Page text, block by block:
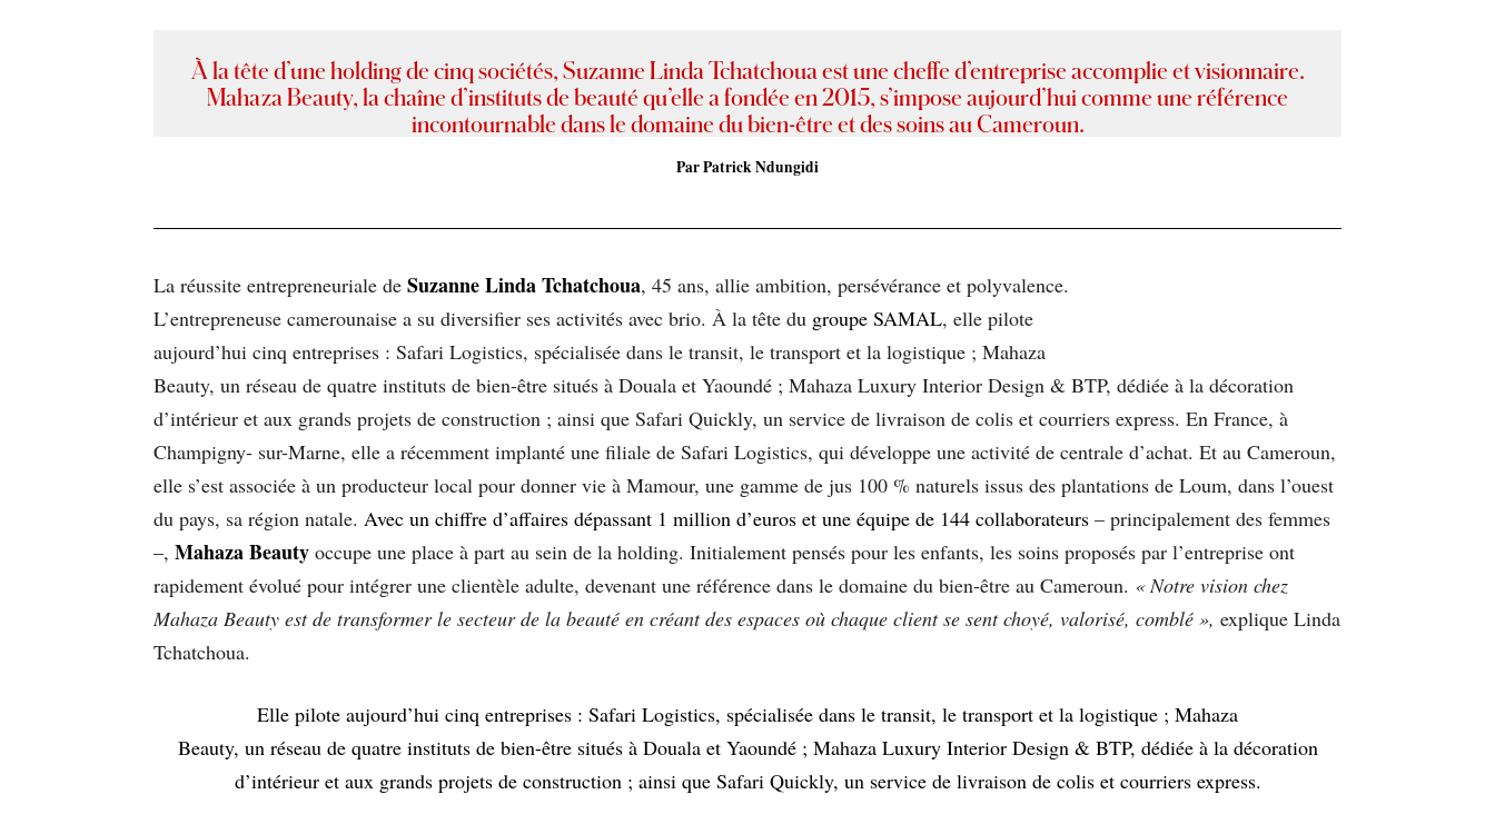
À la tête d’une holding de cinq sociétés, Suzanne Linda Tchatchoua est une cheffe d’entreprise accomplie et visionnaire.
Mahaza Beauty, la chaîne d’instituts de beauté qu’elle a fondée en 2015, s’impose aujourd’hui comme une référence
incontournable dans le domaine du bien-être et des soins au Cameroun.
Par Patrick Ndungidi
La réussite entrepreneuriale de Suzanne Linda Tchatchoua, 45 ans, allie ambition, persévérance et polyvalence.
L’entrepreneuse camerounaise a su diversifier ses activités avec brio. À la tête du groupe SAMAL, elle pilote
aujourd’hui cinq entreprises : Safari Logistics, spécialisée dans le transit, le transport et la logistique ; Mahaza
Beauty, un réseau de quatre instituts de bien-être situés à Douala et Yaoundé ; Mahaza Luxury Interior Design & BTP, dédiée à la décoration
d’intérieur et aux grands projets de construction ; ainsi que Safari Quickly, un service de livraison de colis et courriers express. En France, à
Champigny- sur-Marne, elle a récemment implanté une filiale de Safari Logistics, qui développe une activité de centrale d’achat. Et au Cameroun,
elle s’est associée à un producteur local pour donner vie à Mamour, une gamme de jus 100 % naturels issus des plantations de Loum, dans l’ouest
du pays, sa région natale. Avec un chiffre d’affaires dépassant 1 million d’euros et une équipe de 144 collaborateurs – principalement des femmes
–, Mahaza Beauty occupe une place à part au sein de la holding. Initialement pensés pour les enfants, les soins proposés par l’entreprise ont
rapidement évolué pour intégrer une clientèle adulte, devenant une référence dans le domaine du bien-être au Cameroun. « Notre vision chez
Mahaza Beauty est de transformer le secteur de la beauté en créant des espaces où chaque client se sent choyé, valorisé, comblé », explique Linda
Tchatchoua.
Elle pilote aujourd’hui cinq entreprises : Safari Logistics, spécialisée dans le transit, le transport et la logistique ; Mahaza
Beauty, un réseau de quatre instituts de bien-être situés à Douala et Yaoundé ; Mahaza Luxury Interior Design & BTP, dédiée à la décoration
d’intérieur et aux grands projets de construction ; ainsi que Safari Quickly, un service de livraison de colis et courriers express.